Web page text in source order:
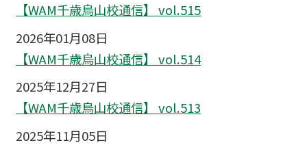
【WAM千歳烏山校通信】 vol.515
2026年01月08日
【WAM千歳烏山校通信】 vol.514
2025年12月27日
【WAM千歳烏山校通信】 vol.513
2025年11月05日